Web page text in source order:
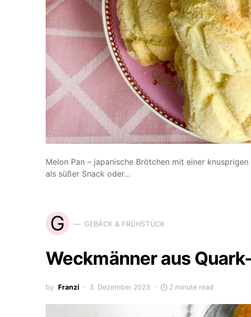
Melon Pan – japanische Brötchen mit einer
als süßer Snack oder…
G GEBÄCK & FRÜHSTÜCK
Weckmänner aus
by Franzi 3. Dezember 2023 2 minute read